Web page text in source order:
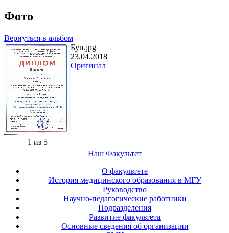
Фото
Вернуться в альбом
1 из 5
Бун.jpg
23.04.2018
Оригинал
Наш Факультет
О факультете
История медицинского образования в МГУ
Руководство
Научно-педагогические работники
Подразделения
Развитие факультета
Основные сведения об организации